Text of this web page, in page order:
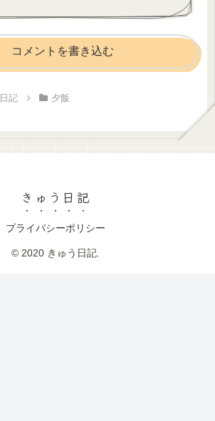
コメントを書き込む
日記 夕飯
きゅう日記
プライバシーポリシー
© 2020 きゅう日記.